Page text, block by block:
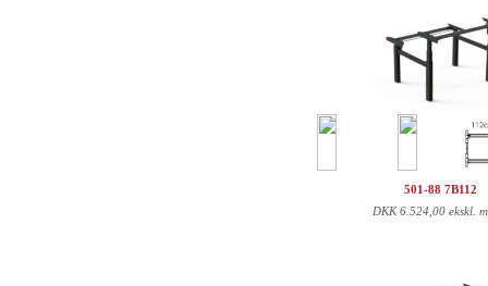
501-88 7B112
DKK6.524,00 ekskl.